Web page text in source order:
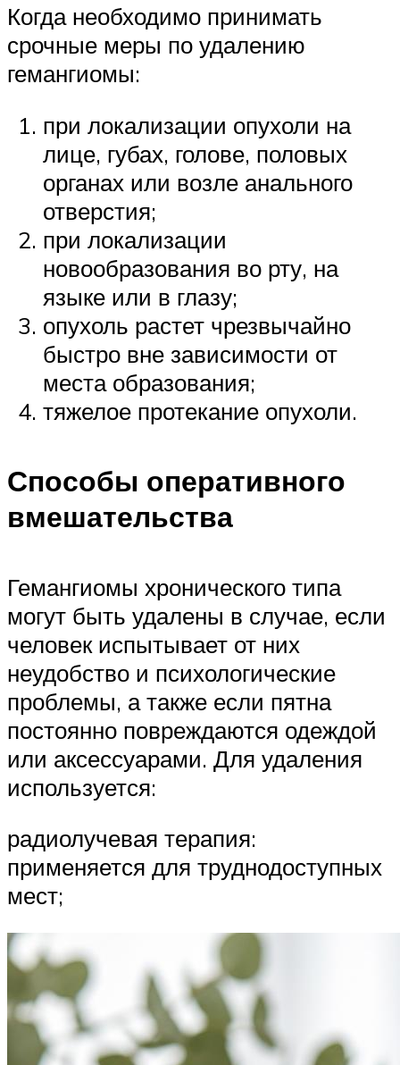
Когда необходимо принимать
срочные меры по удалению
гемангиомы:
при локализации опухоли на
лице, губах, голове, половых
органах или возле анального
отверстия;
при локализации
новообразования во рту, на
языке или в глазу;
опухоль растет чрезвычайно
быстро вне зависимости от
места образования;
тяжелое протекание опухоли.
Способы оперативного
вмешательства
Гемангиомы хронического типа
могут быть удалены в случае, если
человек испытывает от них
неудобство и психологические
проблемы, а также если пятна
постоянно повреждаются одеждой
или аксессуарами. Для удаления
используется:
радиолучевая терапия:
применяется для труднодоступных
мест;